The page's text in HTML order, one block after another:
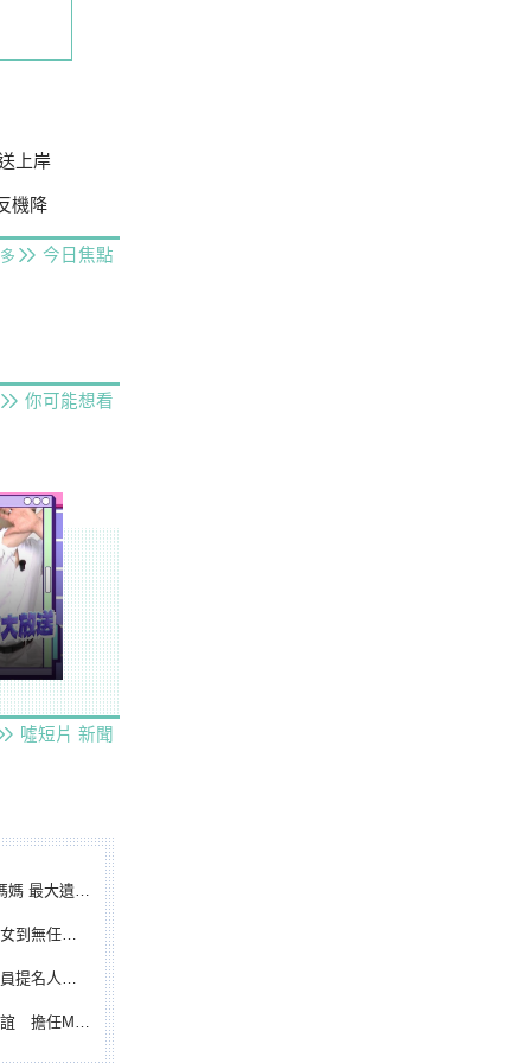
上岸
機降
今日焦點
你可能想看
噓短片 新聞
憾無緣大聯盟
判人生國際發光
名 將另提他人
台灣日開球嘉賓